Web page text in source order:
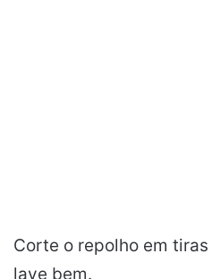
Corte o repolho em
lave bem.